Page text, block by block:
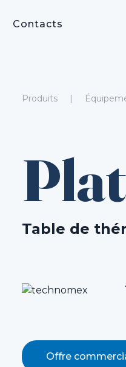
Contacts
Produits
Table de
Offre